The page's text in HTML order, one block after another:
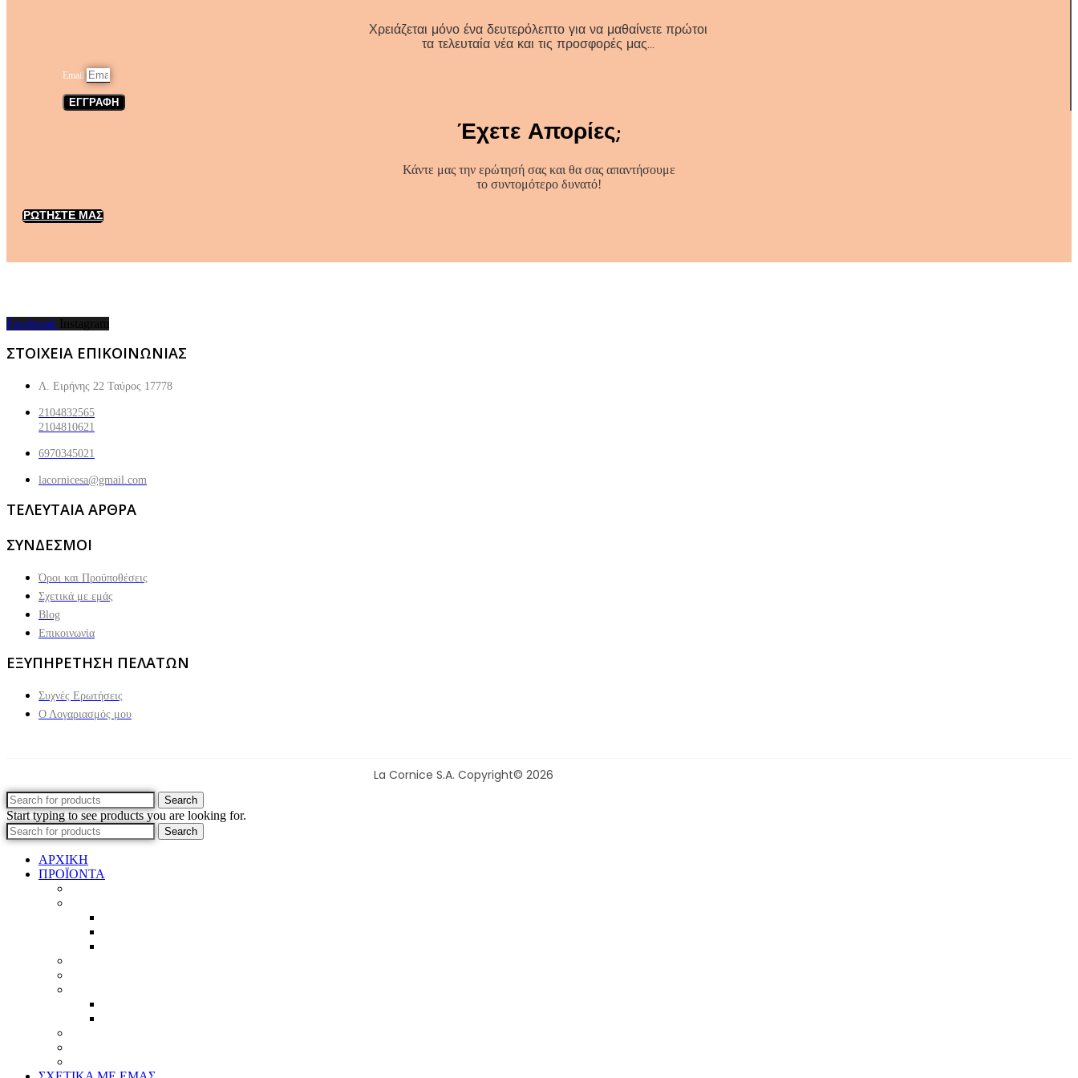
Χρειάζεται μόνο ένα δευτερόλεπτο για να μαθαίνετε πρώτοι
τα τελευταία νέα και τις προσφορές μας…
Email
ΕΓΓΡΑΦΗ
Έχετε Απορίες;
Κάντε μας την ερώτησή σας και θα σας απαντήσουμε
το συντομότερο δυνατό!
ΡΩΤΗΣΤΕ ΜΑΣ
Facebook Instagram
ΣΤΟΙΧΕΙΑ ΕΠΙΚΟΙΝΩΝΙΑΣ
Λ. Ειρήνης 22 Ταύρος 17778
2104832565
2104810621
6970345021
lacornicesa@gmail.com
ΤΕΛΕΥΤΑΙΑ ΑΡΘΡΑ
ΣΥΝΔΕΣΜΟΙ
Όροι και Προϋποθέσεις
Σχετικά με εμάς
Blog
Επικοινωνία
ΕΞΥΠΗΡΕΤΗΣΗ ΠΕΛΑΤΩΝ
Συχνές Ερωτήσεις
Ο Λογαριασμός μου
La Cornice S.A. Copyright© 2026
Search
Start typing to see products you are looking for.
Search
ΑΡΧΙΚΗ
ΠΡΟΪΟΝΤΑ